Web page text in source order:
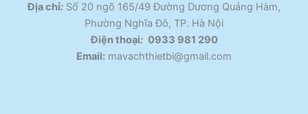
Địa chỉ: Số 20 ngõ 165/49 Đường Dương Quảng Hàm,
Phường Nghĩa Đô, TP. Hà Nội
Điện thoại: 0933 981 290
Email: mavachthietbi@gmail.com